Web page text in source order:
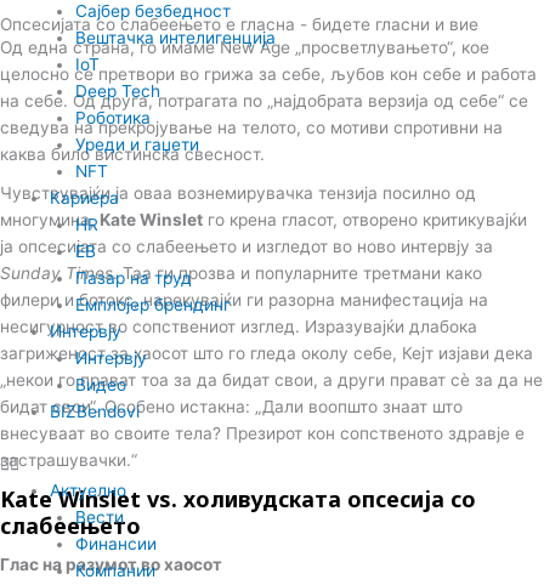
Сајбер безбедност
Вештачка интелигенција
IoT
Deep Tech
Роботика
Уреди и гаџети
NFT
Кариера
HR
EB
Пазар на труд
Емплојер брендинг
Интервју
Интервју
Видео
BIZBendovi
Актуелно
Вести
Финансии
Компании
Опсесијата со слабеењето е гласна - бидете гласни и вие
Од една страна, го имаме New Age „просветлувањето“, кое
целосно се претвори во грижа за себе, љубов кон себе и работа
на себе. Од друга, потрагата по „најдобрата верзија од себе“ се
сведува на прекројување на телото, со мотиви спротивни на
каква било вистинска свесност.
Чувствувајќи ја оваа вознемирувачка тензија посилно од
многумина,Kate Winslet го крена гласот, отворено критикувајќи
ја опсесијата со слабеењето и изгледот во ново интервју за
Sunday Times. Таа ги прозва и популарните третмани како
филери и ботокс, нарекувајќи ги разорна манифестација на
несигурност во сопствениот изглед. Изразувајќи длабока
загриженост за хаосот што го гледа околу себе, Кејт изјави дека
„некои го прават тоа за да бидат свои, а други прават сè за да не
бидат свои“. Особено истакна: „Дали воопшто знаат што
внесуваат во своите тела? Презирот кон сопственото здравје е
застрашувачки.“
Kate Winslet vs. холивудската опсесија со
слабеењето
Глас на разумот во хаосот